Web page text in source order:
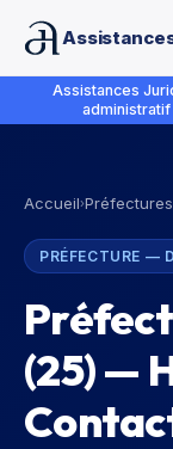
Assistances
Accueil›Préfectures
PRÉFECTURE —
(25) —